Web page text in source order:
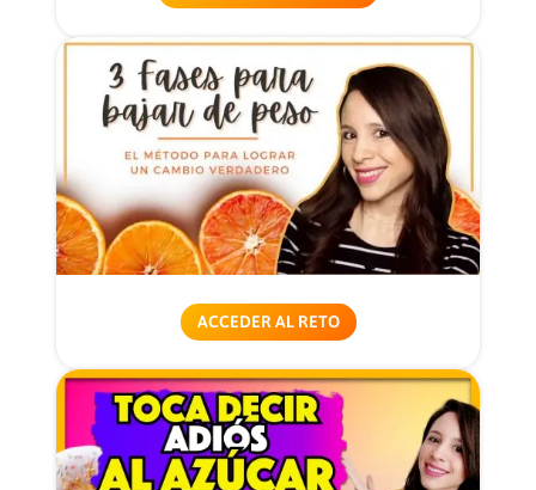
ACCEDER AL RETO